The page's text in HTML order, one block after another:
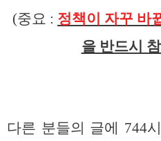
(중요 : 정책이 자꾸 바
을 반드시
다른 분들의 글에 744